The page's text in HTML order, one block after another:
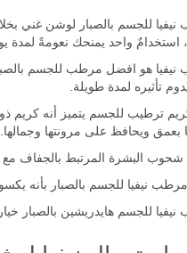
استخدامٌ واحد يمنحك نعومةً لمدة
هو افضل مرطب للجسم
تأثيره لمدة طويلة.
كريم ترطيب للجسم يتميز أنه كريم
بعمق ويحافظ على مرونتها وجمالها.
البشرة المرتبط بالجفاف مع
مرطب نيفيا للجسم بالصبار بأنه
للجسم هايدريشين بالصبار